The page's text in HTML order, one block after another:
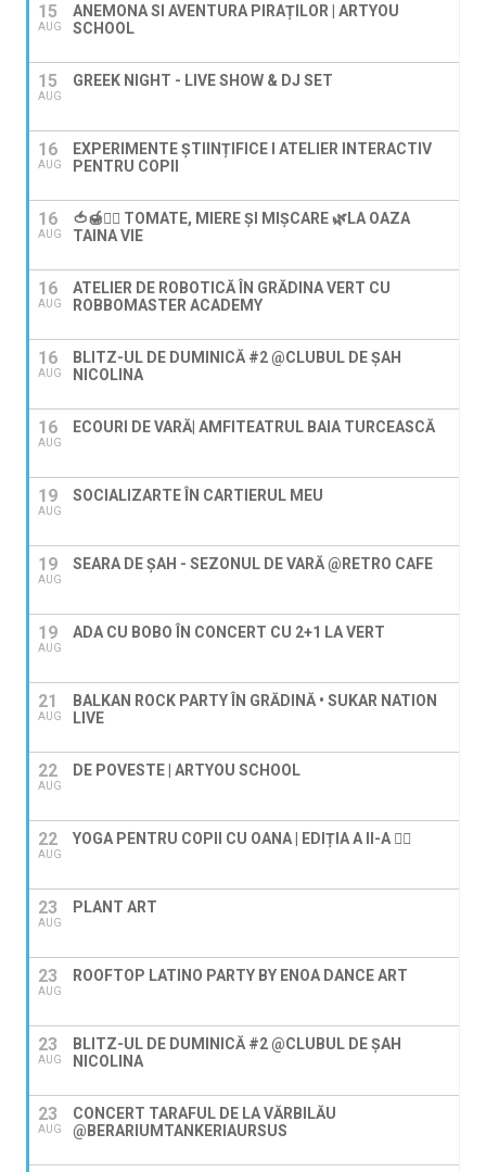
15
AUG
ANEMONA SI AVENTURA PIRAȚILOR | ARTYOU
SCHOOL
15
AUG
GREEK NIGHT - LIVE SHOW & DJ SET
16
AUG
EXPERIMENTE ȘTIINȚIFICE I ATELIER INTERACTIV
PENTRU COPII
16
AUG
🍅🍯🚶‍♀️ TOMATE, MIERE ȘI MIȘCARE 🌿LA OAZA
TAINA VIE
16
AUG
ATELIER DE ROBOTICĂ ÎN GRĂDINA VERT CU
ROBBOMASTER ACADEMY
16
AUG
BLITZ-UL DE DUMINICĂ #2 @CLUBUL DE ȘAH
NICOLINA
16
AUG
ECOURI DE VARĂ| AMFITEATRUL BAIA TURCEASCĂ
19
AUG
SOCIALIZARTE ÎN CARTIERUL MEU
19
AUG
SEARA DE ȘAH - SEZONUL DE VARĂ @RETRO CAFE
19
AUG
ADA CU BOBO ÎN CONCERT CU 2+1 LA VERT
21
AUG
BALKAN ROCK PARTY ÎN GRĂDINĂ • SUKAR NATION
LIVE
22
AUG
DE POVESTE | ARTYOU SCHOOL
22
AUG
YOGA PENTRU COPII CU OANA | EDIȚIA A II-A 🧘‍♀️
23
AUG
PLANT ART
23
AUG
ROOFTOP LATINO PARTY BY ENOA DANCE ART
23
AUG
BLITZ-UL DE DUMINICĂ #2 @CLUBUL DE ȘAH
NICOLINA
23
AUG
CONCERT TARAFUL DE LA VĂRBILĂU
@BERARIUMTANKERIAURSUS